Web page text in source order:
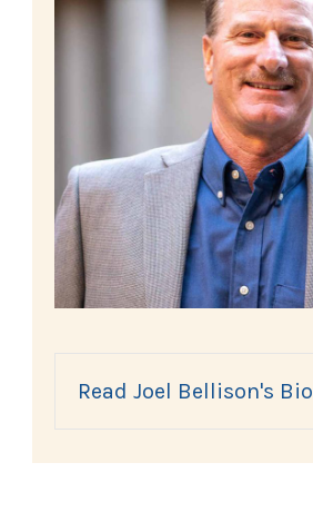
Read Joel Bellison's Bio